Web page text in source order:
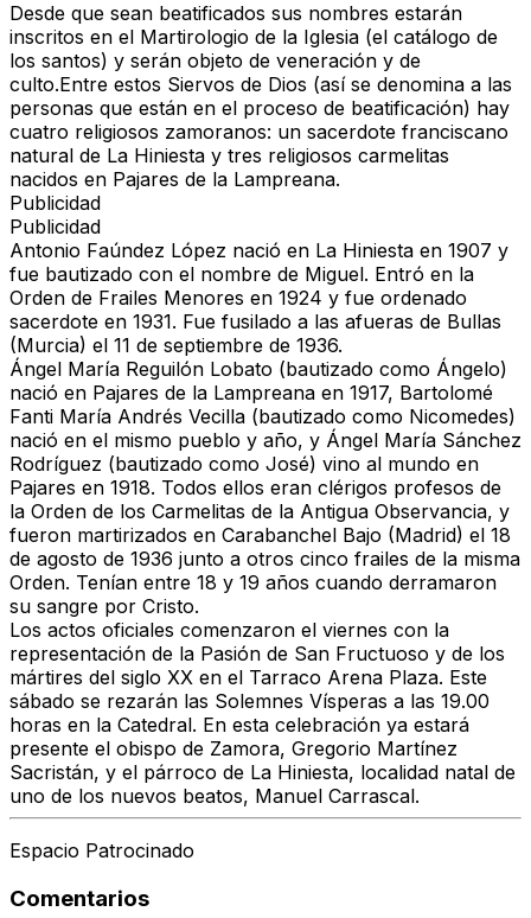
Desde que sean beatificados sus nombres estarán
inscritos en el Martirologio de la Iglesia (el catálogo de
los santos) y serán objeto de veneración y de
culto.Entre estos Siervos de Dios (así se denomina a las
personas que están en el proceso de beatificación) hay
cuatro religiosos zamoranos: un sacerdote franciscano
natural de La Hiniesta y tres religiosos carmelitas
nacidos en Pajares de la Lampreana.
Publicidad
Publicidad
Antonio Faúndez López nació en La Hiniesta en 1907 y
fue bautizado con el nombre de Miguel. Entró en la
Orden de Frailes Menores en 1924 y fue ordenado
sacerdote en 1931. Fue fusilado a las afueras de Bullas
(Murcia) el 11 de septiembre de 1936.
Ángel María Reguilón Lobato (bautizado como Ángelo)
nació en Pajares de la Lampreana en 1917, Bartolomé
Fanti María Andrés Vecilla (bautizado como Nicomedes)
nació en el mismo pueblo y año, y Ángel María Sánchez
Rodríguez (bautizado como José) vino al mundo en
Pajares en 1918. Todos ellos eran clérigos profesos de
la Orden de los Carmelitas de la Antigua Observancia, y
fueron martirizados en Carabanchel Bajo (Madrid) el 18
de agosto de 1936 junto a otros cinco frailes de la misma
Orden. Tenían entre 18 y 19 años cuando derramaron
su sangre por Cristo.
Los actos oficiales comenzaron el viernes con la
representación de la Pasión de San Fructuoso y de los
mártires del siglo XX en el Tarraco Arena Plaza. Este
sábado se rezarán las Solemnes Vísperas a las 19.00
horas en la Catedral. En esta celebración ya estará
presente el obispo de Zamora, Gregorio Martínez
Sacristán, y el párroco de La Hiniesta, localidad natal de
uno de los nuevos beatos, Manuel Carrascal.
Espacio Patrocinado
Comentarios